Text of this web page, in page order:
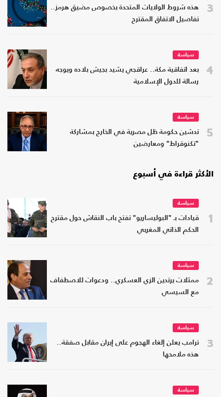
3
هذه شروط الولايات المتحدة بخصوص مضيق هرمز..
تفاصيل الاتفاق المقترح
4
سياسة
بعد اتفاقية مكة.. عراقجي يشيد بجيش بلاده ويوجه
رسالة للدول الإسلامية
5
سياسة
تدشين حكومة ظل مصرية في الخارج بمشاركة
"تكنوقراط" ومعارضين
الأكثر قراءة في أسبوع
1
سياسة
قيادات بـ "البوليساريو" تفتح باب النقاش حول مقترح
الحكم الذاتي المغربي
2
سياسة
ممثلات يرتدين الزي العسكري.. ودعوات للاصطفاف
مع السيسي
3
سياسة
ترامب يعلن إلغاء الهجوم على إيران مقابل صفقة..
هذه ملامحها
سياسة